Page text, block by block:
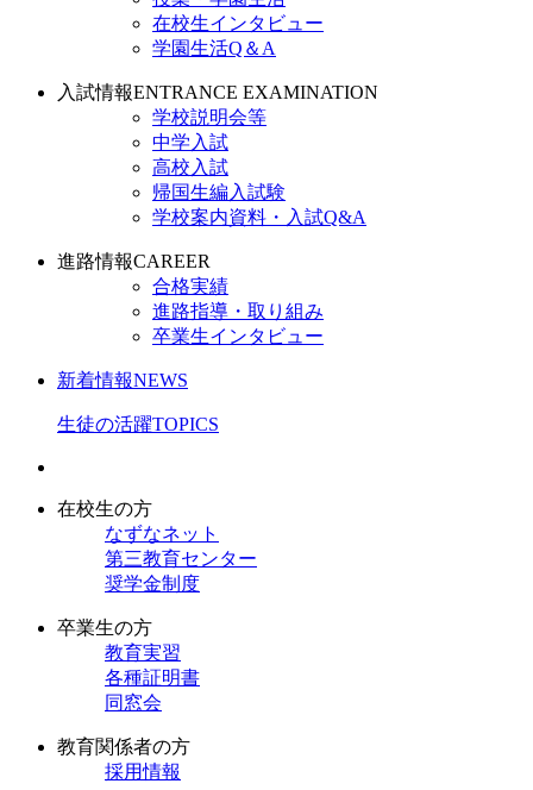
在校生インタビュー
学園生活Q＆A
入試情報ENTRANCE EXAMINATION
学校説明会等
中学入試
高校入試
帰国生編入試験
学校案内資料・入試Q&A
進路情報CAREER
合格実績
進路指導・取り組み
卒業生インタビュー
新着情報NEWS
生徒の活躍TOPICS
在校生の方
なずなネット
第三教育センター
奨学金制度
卒業生の方
教育実習
各種証明書
同窓会
教育関係者の方
採用情報